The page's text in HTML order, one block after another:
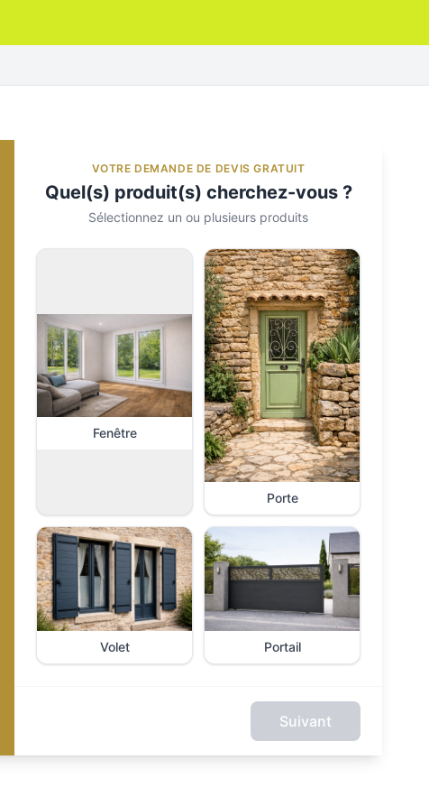
VOTRE DEMANDE DE DEVIS GRATUIT
Quel(s) produit(s) cherchez-vous ?
Sélectionnez un ou plusieurs produits
Fenêtre
Porte
Volet Portail
Suivant